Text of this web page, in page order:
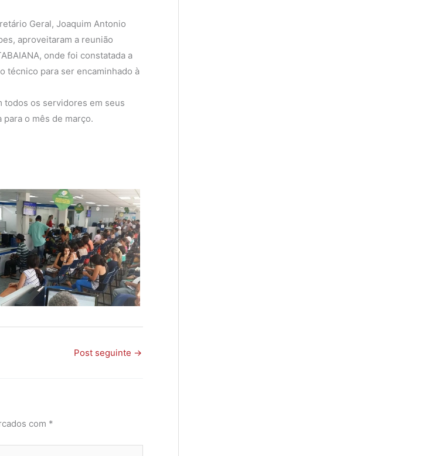
Geral, Joaquim Antonio
aproveitaram a reunião
onde foi constatada a
técnico para ser encaminhado à
todos os servidores em seus
para o mês de março.
Post seguinte →
com *